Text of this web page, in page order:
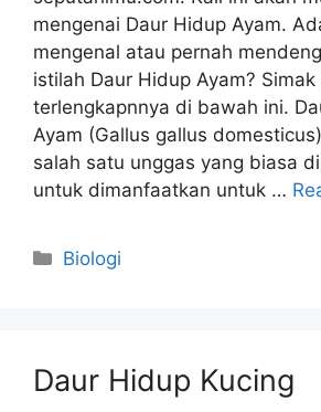
mengenai Daur Hidup Ayam.
mengenal atau pernah
istilah Daur Hidup Ayam?
terlengkapnnya di bawah ini.
Ayam (Gallus gallus
salah satu unggas yang biasa
untuk dimanfaatkan untuk …
Categories
Biologi
Daur Hidup Kucing